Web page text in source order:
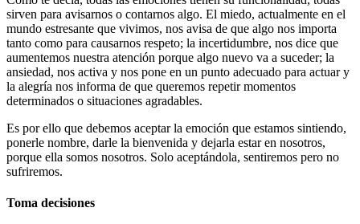
sirven para avisarnos o contarnos algo. El miedo, actualmente en el
mundo estresante que vivimos, nos avisa de que algo nos importa
tanto como para causarnos respeto; la incertidumbre, nos dice que
aumentemos nuestra atención porque algo nuevo va a suceder; la
ansiedad, nos activa y nos pone en un punto adecuado para actuar y
la alegría nos informa de que queremos repetir momentos
determinados o situaciones agradables.
Es por ello que debemos aceptar la emoción que estamos sintiendo,
ponerle nombre, darle la bienvenida y dejarla estar en nosotros,
porque ella somos nosotros. Solo aceptándola, sentiremos pero no
sufriremos.
Toma decisiones